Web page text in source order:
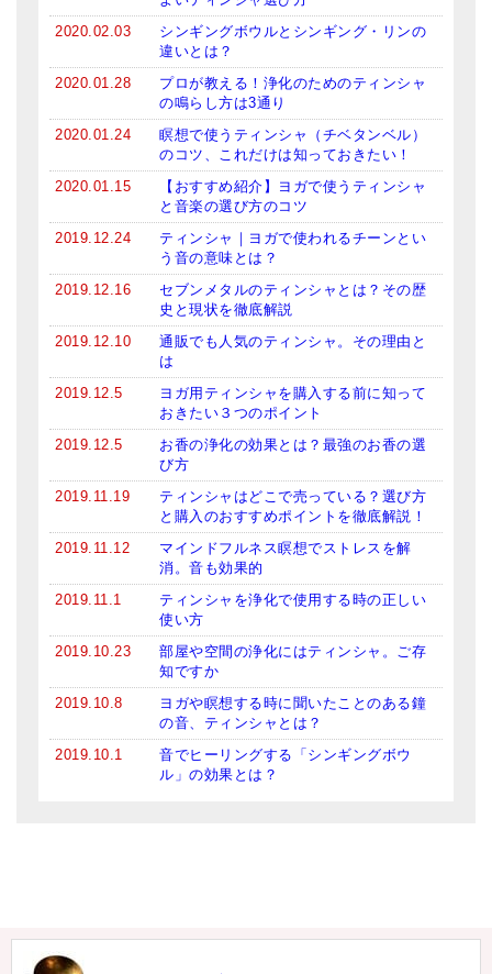
お客様の声
ブログ
特商法の表記
2020.02.03
シンギングボウルとシンギング・リンの
違いとは？
2020.01.28
プロが教える！浄化のためのティンシャ
の鳴らし方は3通り
2020.01.24
瞑想で使うティンシャ（チベタンベル）
のコツ、これだけは知っておきたい！
2020.01.15
【おすすめ紹介】ヨガで使うティンシャ
と音楽の選び方のコツ
2019.12.24
ティンシャ｜ヨガで使われるチーンとい
う音の意味とは？
2019.12.16
セブンメタルのティンシャとは？その歴
史と現状を徹底解説
2019.12.10
通販でも人気のティンシャ。その理由と
は
2019.12.5
ヨガ用ティンシャを購入する前に知って
おきたい３つのポイント
2019.12.5
お香の浄化の効果とは？最強のお香の選
び方
2019.11.19
ティンシャはどこで売っている？選び方
と購入のおすすめポイントを徹底解説！
2019.11.12
マインドフルネス瞑想でストレスを解
消。音も効果的
2019.11.1
ティンシャを浄化で使用する時の正しい
使い方
2019.10.23
部屋や空間の浄化にはティンシャ。ご存
知ですか
2019.10.8
ヨガや瞑想する時に聞いたことのある鐘
の音、ティンシャとは？
2019.10.1
音でヒーリングする「シンギングボウ
ル」の効果とは？